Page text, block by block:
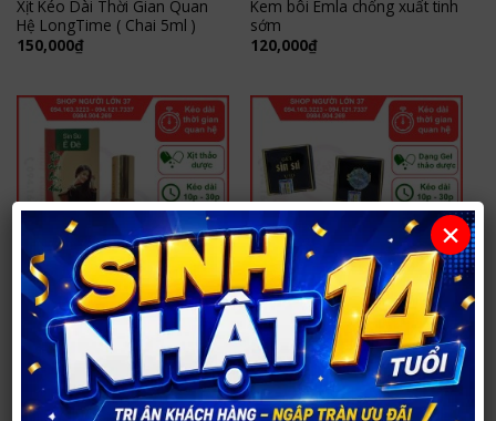
Xịt Kéo Dài Thời Gian Quan
Hệ LongTime ( Chai 5ml )
150,000₫
Kem bôi Emla chống xuất tinh
sớm
120,000₫
XỊT KÉO DÀI THỜI GIAN
Xịt Sìn Sú Ê Đê kéo dài thời
gian quan hệ
220,000₫
XỊT KÉO DÀI THỜI GIAN
Gel Sìn Sú Ê Đê Chính Hãng –
Kéo Dài Thời Gian Quan Hệ
180,000₫
×